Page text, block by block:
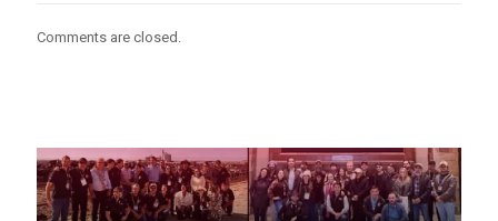
Comments are closed.